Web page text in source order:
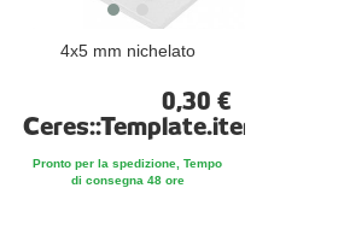
4x5 mm nichelato
0,30 €
Pronto per la spedizione, Tempo
di consegna 48 ore